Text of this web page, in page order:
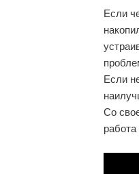
Если
Если
Со